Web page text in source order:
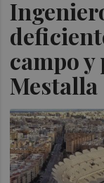
campo
Mestalla